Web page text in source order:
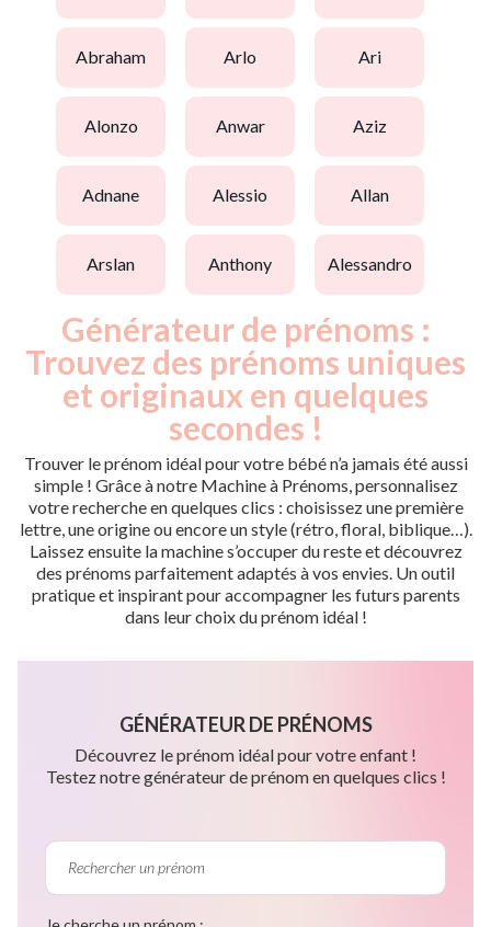
abraham arlo ari
alonzo anwar aziz
adnane alessio allan
arslan anthony alessandro
Générateur de prénoms :
Trouvez des prénoms uniques
et originaux en quelques
secondes !
Trouver le prénom idéal pour votre bébé n’a jamais été aussi
simple ! Grâce à notre Machine à Prénoms, personnalisez
votre recherche en quelques clics : choisissez une première
lettre, une origine ou encore un style (rétro, floral, biblique…).
Laissez ensuite la machine s’occuper du reste et découvrez
des prénoms parfaitement adaptés à vos envies. Un outil
pratique et inspirant pour accompagner les futurs parents
dans leur choix du prénom idéal !
GÉNÉRATEUR DE PRÉNOMS
Découvrez le prénom idéal pour votre enfant !
Testez notre générateur de prénom en quelques clics !